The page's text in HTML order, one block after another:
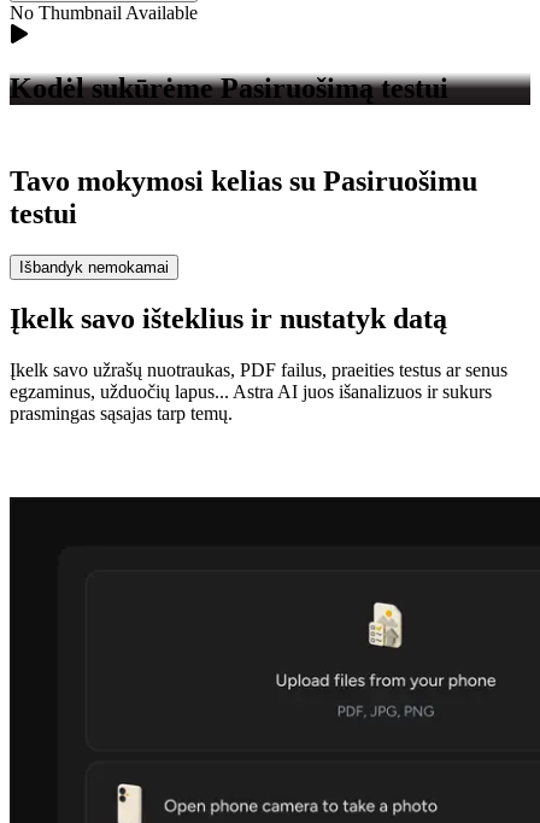
No Thumbnail Available
Kodėl sukūrėme Pasiruošimą testui
Tavo mokymosi kelias su Pasiruošimu
testui
Išbandyk nemokamai
Įkelk savo išteklius ir nustatyk datą
Įkelk savo užrašų nuotraukas, PDF failus, praeities testus ar senus
egzaminus, užduočių lapus... Astra AI juos išanalizuos ir sukurs
prasmingas sąsajas tarp temų.